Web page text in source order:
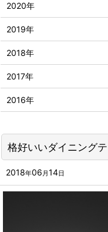
格好いいダイニングテ
2018年06 月14日
2020年
2019年
2018年
2017年
2016年